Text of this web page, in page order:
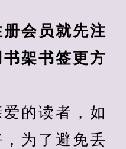
会员就先注
架书签更方
的读者，如
为了避免丢